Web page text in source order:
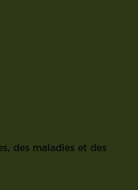
des maladies et des